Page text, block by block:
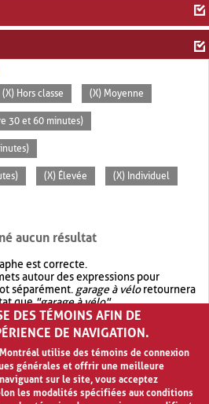
(X) Hors classe (X) Moyenne
30 et 60 minutes)
(X) Élevée (X) Individuel
aucun résultat
est correcte.
autour des expressions pour
séparément. garage à véloretournera
que"garage à vélo".
recherche avec OR.garage OR vélo
de résultat quegarage à vélo
DES TÉMOINS AFIN DE
DE NAVIGATION.
utilise des témoins de connexion
générales et offrir une meilleure
sur le site, vous acceptez
les modalités spécifiées aux conditions